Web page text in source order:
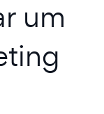
um